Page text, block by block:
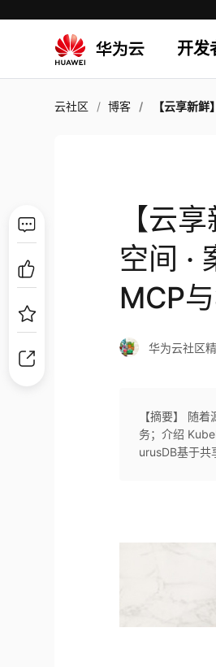
开发
云社区 博客 【云享新鲜】社区周刊
【云
空间 ·
MCP
华为云社区
【摘要】 随
务；介绍
urusDB基于共